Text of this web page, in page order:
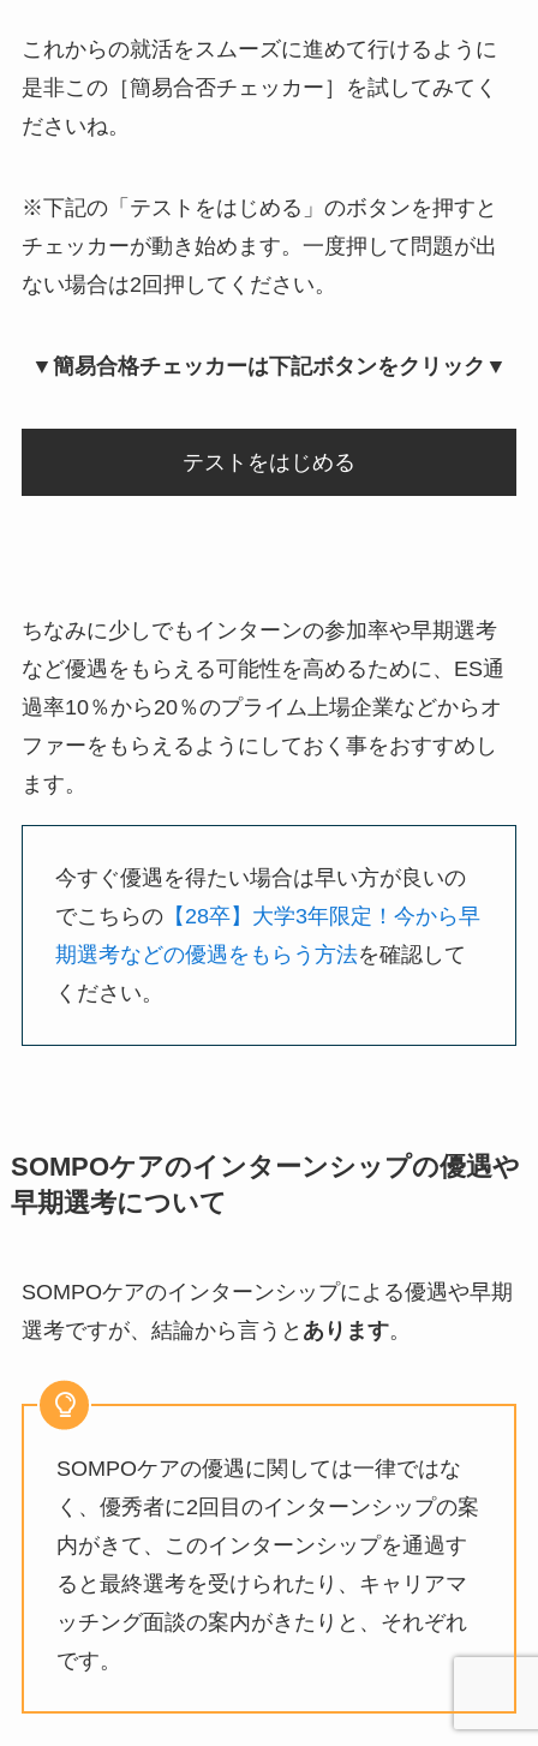
これからの就活をスムーズに進めて行けるように
是非この［簡易合否チェッカー］を試してみてく
ださいね。
※下記の「テストをはじめる」のボタンを押すと
チェッカーが動き始めます。一度押して問題が出
ない場合は2回押してください。
▼簡易合格チェッカーは下記ボタンをクリック▼
テストをはじめる
ちなみに少しでもインターンの参加率や早期選考
など優遇をもらえる可能性を高めるために、ES通
過率10％から20％のプライム上場企業などからオ
ファーをもらえるようにしておく事をおすすめし
ます。
今すぐ優遇を得たい場合は早い方が良いの
でこちらの【28卒】大学3年限定！今から早
期選考などの優遇をもらう方法を確認して
ください。
SOMPOケアのインターンシップの優遇や
早期選考について
SOMPOケアのインターンシップによる優遇や早期
選考ですが、結論から言うと あります。
SOMPOケアの優遇に関しては一律ではな
く、優秀者に2回目のインターンシップの案
内がきて、このインターンシップを通過す
ると最終選考を受けられたり、キャリアマ
ッチング面談の案内がきたりと、それぞれ
です。